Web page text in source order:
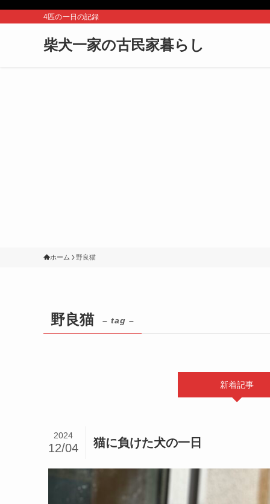
4匹の一日の記録
柴犬一家の古民家暮らし
ホーム 野良猫
野良猫 – tag –
新着記事
猫に負けた犬の一日
2024
12/04